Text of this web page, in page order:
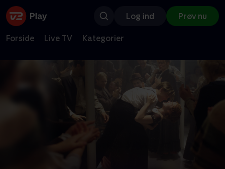
Log ind Prøv nu
Forside Live TV Kategorier